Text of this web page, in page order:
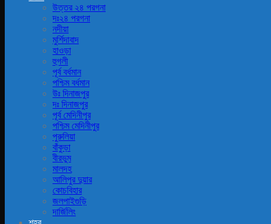
উত্তর ২৪ পরগনা
দঃ২৪ পরগনা
নদীয়া
মুর্শিদাবাদ
হাওড়া
হুগলী
পূর্ব বর্ধমান
পশ্চিম বর্ধমান
উঃ দিনাজপুর
দঃ দিনাজপুর
পূর্ব মেদিনীপুর
পশ্চিম মেদিনীপুর
পুরুলিয়া
বাঁকুড়া
বীরভুম
মালদহ
আলিপুর দুয়ার
কোচবিহার
জলপাইগুড়ি
দার্জিলিং